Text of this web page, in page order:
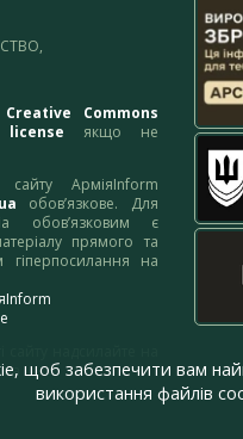
Creative Commons
якщо не
АрміяInform
обов’язкове. Для
обов’язковим є
прямого та
гіперпосилання на
щоб забезпечити вам
використання файлів